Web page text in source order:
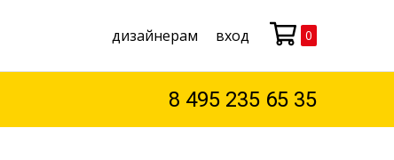
дизайнерам вход Моя корзина
0
8 495 235 65 35